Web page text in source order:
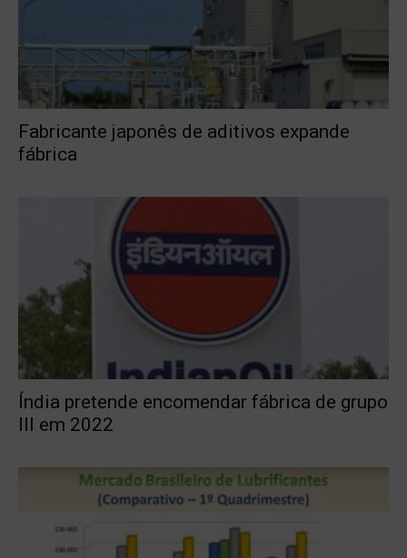
Fabricante japonês de aditivos expande
fábrica
Índia pretende encomendar fábrica de grupo
III em 2022